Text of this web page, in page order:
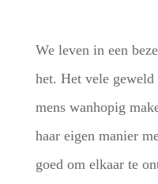
We leven in een
het. Het vele
mens wanhopig
haar eigen manier
goed om elkaar te